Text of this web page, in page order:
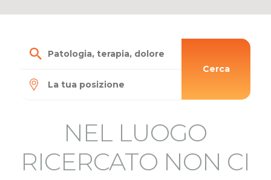
Cerca
NEL LUOGO
RICERCATO NON CI